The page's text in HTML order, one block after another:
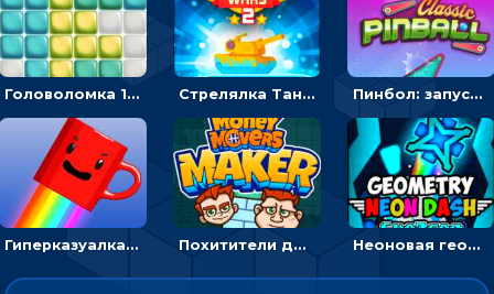
Головоломка 10х10 Стрелялка Танковые войны: бить по танку врага, чтобы уничтожить зло Пинбол: запускать шарик, чтобы выбивать очки
Гиперказуалка Летающая чашка кофе: двигаться и собирать кубики сахара Похитители денег: управляйте друзьями и соберите все мешки с долларами Неоновая геометрия: прыгай через препятствия и собирай шары